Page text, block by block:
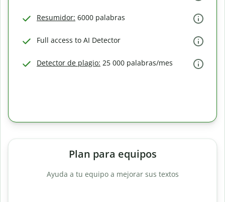
Resumidor: 6000 palabras
Full access to AI Detector
Detector de plagio: 25 000 palabras/mes
Plan para equipos
Ayuda a tu equipo a mejorar sus textos